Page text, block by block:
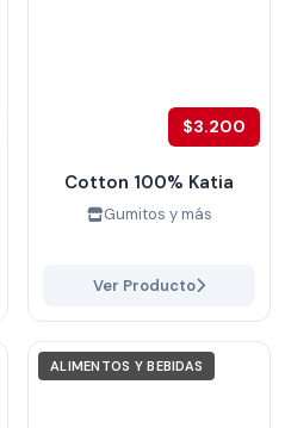
$3.200
Cotton 100% Katia
Gumitos y más
Ver Producto
ALIMENTOS Y BEBIDAS